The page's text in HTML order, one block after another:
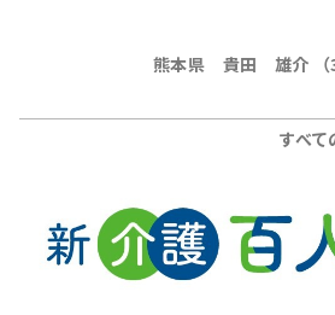
熊本県 貴田 雄介 （
すべ